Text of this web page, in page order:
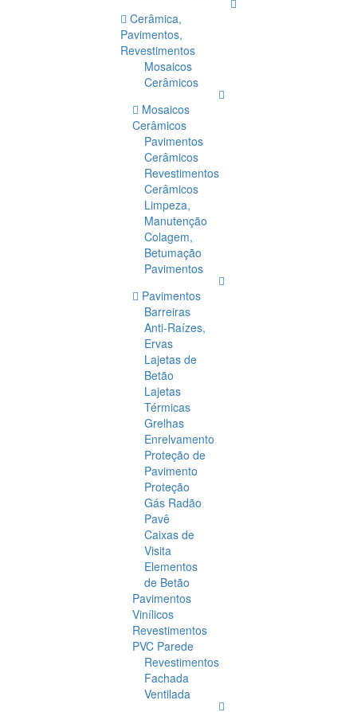
Cerâmica,
Pavimentos,
Revestimentos
Mosaicos
Cerâmicos
Mosaicos
Cerâmicos
Pavimentos
Cerâmicos
Revestimentos
Cerâmicos
Limpeza,
Manutenção
Colagem,
Betumação
Pavimentos
Pavimentos
Barreiras
Anti-Raízes,
Ervas
Lajetas de
Betão
Lajetas
Térmicas
Grelhas
Enrelvamento
Proteção de
Pavimento
Proteção
Gás Radão
Pavê
Caixas de
Visita
Elementos
de Betão
Pavimentos
Vinílicos
Revestimentos
PVC Parede
Revestimentos
Fachada
Ventilada